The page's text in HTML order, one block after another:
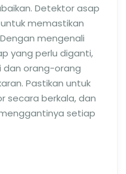
Detektor asap
memastikan
mengenali
yang perlu diganti,
dan orang-orang
Pastikan untuk
secara berkala, dan
setiap